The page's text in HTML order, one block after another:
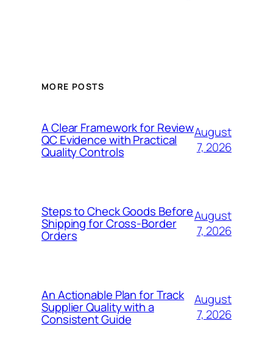
MORE POSTS
A Clear Framework for Review
QC Evidence with Practical
Quality Controls
August
7, 2026
Steps to Check Goods Before
Shipping for Cross-Border
Orders
August
7, 2026
An Actionable Plan for Track
Supplier Quality with a
Consistent Guide
August
7, 2026